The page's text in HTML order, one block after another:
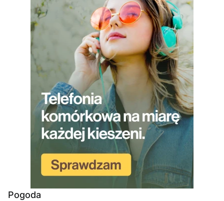
Pogoda